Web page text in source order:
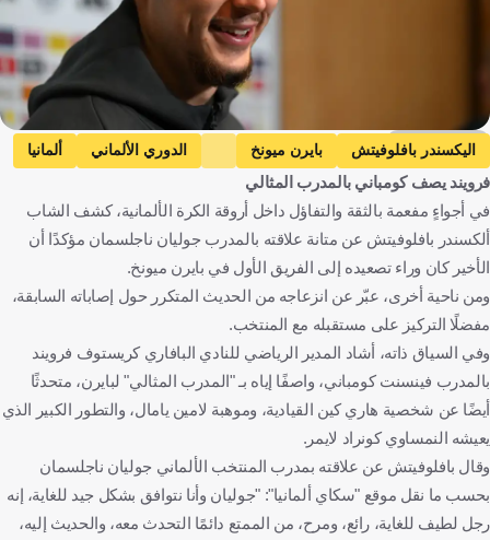
Getty Images
اليكسندر بافلوفيتش بايرن ميونخ الدوري الألماني
ألمانيا
كرة قدم
فرويند يصف كومباني بالمدرب المثالي
في أجواءٍ مفعمة بالثقة والتفاؤل داخل أروقة الكرة الألمانية، كشف الشاب
ألكسندر بافلوفيتش عن متانة علاقته بالمدرب جوليان ناجلسمان مؤكدًا أن
الأخير كان وراء تصعيده إلى الفريق الأول في بايرن ميونخ.
ومن ناحية أخرى، عبّر عن انزعاجه من الحديث المتكرر حول إصاباته السابقة،
مفضلًا التركيز على مستقبله مع المنتخب.
وفي السياق ذاته، أشاد المدير الرياضي للنادي البافاري كريستوف فرويند
بالمدرب فينسنت كومباني، واصفًا إياه بـ "المدرب المثالي" لبايرن، متحدثًا
أيضًا عن شخصية هاري كين القيادية، وموهبة لامين يامال، والتطور الكبير الذي
يعيشه النمساوي كونراد لايمر.
وقال بافلوفيتش عن علاقته بمدرب المنتخب الألماني جوليان ناجلسمان
بحسب ما نقل موقع "سكاي ألمانيا": "جوليان وأنا نتوافق بشكل جيد للغاية، إنه
رجل لطيف للغاية، رائع، ومرح، من الممتع دائمًا التحدث معه، والحديث إليه،